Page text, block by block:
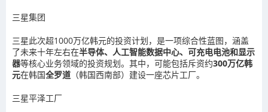
三星集团
三星此次超1000万亿韩元的投资计划，是一项综合性蓝图，涵盖
了未来十年左右在半导体、人工智能数据中心、可充电电池和显示
器等核心业务领域的投资规划。其中，可能包括斥资约300万亿韩
元在韩国全罗道 （韩国西南部）建设一座芯片工厂。
三星平泽工厂